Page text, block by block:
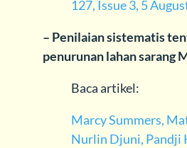
127, Issue 3, 5
– Penilaian sistematis
penurunan lahan sarang
Baca artikel:
Marcy Summers,
Nurlin Djuni, Pandji